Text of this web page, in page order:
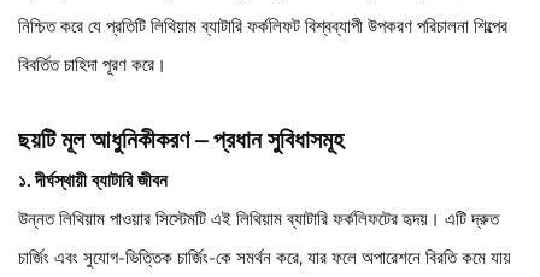
নিশ্চিত করে যে প্রতিটি লিথিয়াম ব্যাটারি ফর্কলিফট বিশ্বব্যাপী উপকরণ পরিচালনা শিল্পের
বিবর্তিত চাহিদা পূরণ করে।
ছয়টি মূল আধুনিকীকরণ – প্রধান সুবিধাসমূহ
১. দীর্ঘস্থায়ী ব্যাটারি জীবন
উন্নত লিথিয়াম পাওয়ার সিস্টেমটি এই লিথিয়াম ব্যাটারি ফর্কলিফটের হৃদয়। এটি দ্রুত
চার্জিং এবং সুযোগ-ভিত্তিক চার্জিং-কে সমর্থন করে, যার ফলে অপারেশনে বিরতি কমে যায়